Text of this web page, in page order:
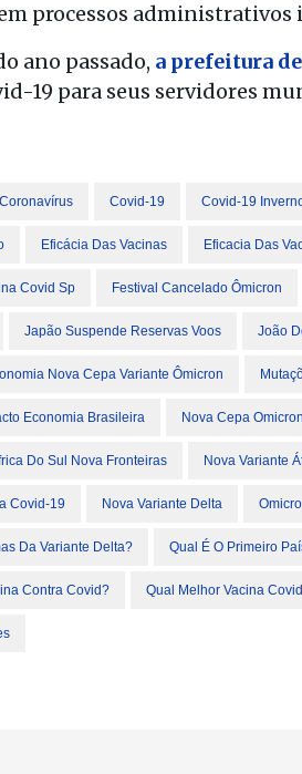
processos administrativos
ano passado, a prefeitura
19 para seus servidores
Coronavírus Covid-19 Covid-19
Eficácia Das Vacinas Eficacia Das
Covid Sp Festival Cancelado Ômicron
Japão Suspende Reservas Voos João
Nova Cepa Variante Ômicron
Economia Brasileira Nova Cepa Omicron
Do Sul Nova Fronteiras Nova Variante
Covid-19 Nova Variante Delta
Da Variante Delta? Qual É O Primeiro
Contra Covid? Qual Melhor Vacina Covid